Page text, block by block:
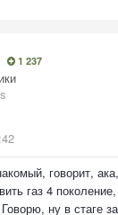
1 237
говорит,
газ 4
Говорю, ну в стаге